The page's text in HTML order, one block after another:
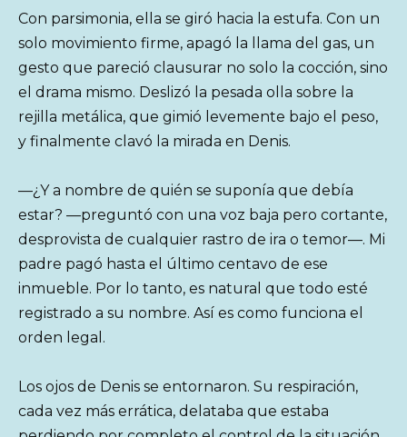
Con parsimonia, ella se giró hacia la estufa. Con un
solo movimiento firme, apagó la llama del gas, un
gesto que pareció clausurar no solo la cocción, sino
el drama mismo. Deslizó la pesada olla sobre la
rejilla metálica, que gimió levemente bajo el peso,
y finalmente clavó la mirada en Denis.
—¿Y a nombre de quién se suponía que debía
estar? —preguntó con una voz baja pero cortante,
desprovista de cualquier rastro de ira o temor—. Mi
padre pagó hasta el último centavo de ese
inmueble. Por lo tanto, es natural que todo esté
registrado a su nombre. Así es como funciona el
orden legal.
Los ojos de Denis se entornaron. Su respiración,
cada vez más errática, delataba que estaba